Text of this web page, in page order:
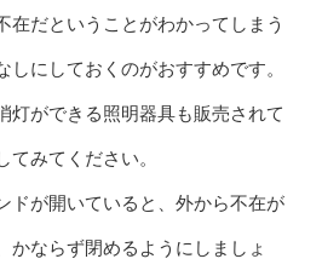
在だということがわかってしまう
しにしておくのがおすすめです。
灯ができる照明器具も販売されて
てみてください。
ドが開いていると、外から不在が
かならず閉めるようにしましょ